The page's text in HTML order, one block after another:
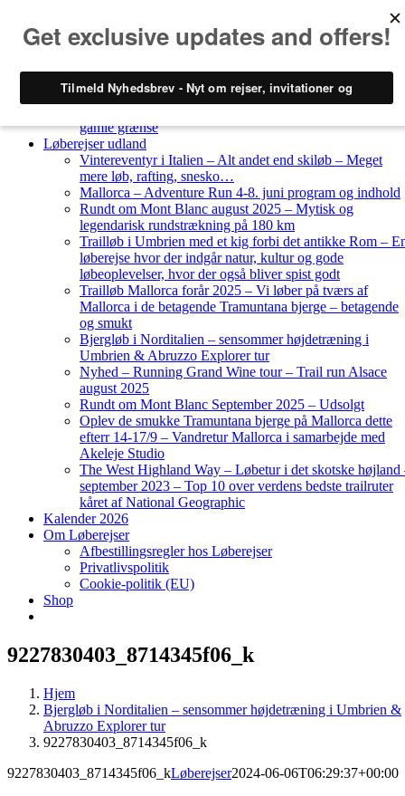
Løberejser Danmark
gamle grænse
Løberejser udland
Vintereventyr i Italien – Alt andet end skiløb – Meget
mere løb, rafting, snesko…
Mallorca – Adventure Run 4-8. juni program og indhold
Rundt om Mont Blanc august 2025 – Mytisk og
legendarisk rundstrækning på 180 km
Trailløb i Umbrien med et kig forbi det antikke Rom –
løberejse hvor der indgår natur, kultur og gode
løbeoplevelser, hvor der også bliver spist godt
Trailløb Mallorca forår 2025 – Vi løber på tværs af
Mallorca i de betagende Tramuntana bjerge – betagende
og smukt
Bjergløb i Norditalien – sensommer højdetræning i
Umbrien & Abruzzo Explorer tur
Nyhed – Running Grand Wine tour – Trail run Alsace
august 2025
Rundt om Mont Blanc September 2025 – Udsolgt
Oplev de smukke Tramuntana bjerge på Mallorca dette
efterr 14-17/9 – Vandretur Mallorca i samarbejde med
Akeleje Studio
The West Highland Way – Løbetur i det skotske højland
september 2023 – Top 10 over verdens bedste trailruter
kåret af National Geographic
Kalender 2026
Om Løberejser
Afbestillingsregler hos Løberejser
Privatlivspolitik
Cookie-politik (EU)
Shop
9227830403_8714345f06_k
Hjem
Bjergløb i Norditalien – sensommer højdetræning i Umbrien &
Abruzzo Explorer tur
9227830403_8714345f06_k
9227830403_8714345f06_kLøberejser2024-06-06T06:29:37+00:00